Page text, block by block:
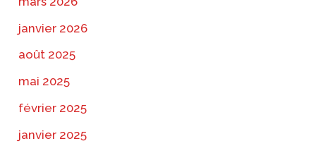
janvier 2026
août 2025
mai 2025
février 2025
janvier 2025